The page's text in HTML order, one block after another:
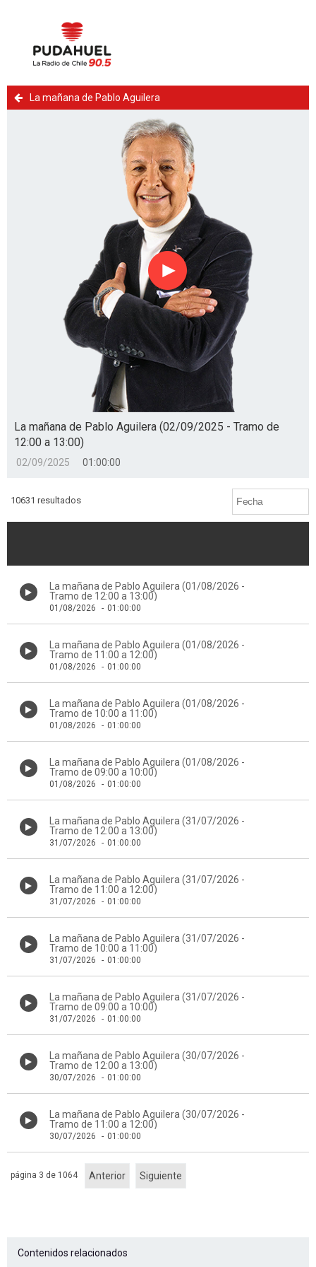
La mañana de Pablo Aguilera
Reproducir
La mañana de Pablo Aguilera (02/09/2025 - Tramo de
12:00 a 13:00)
02/09/2025 01:00:00
10631 resultados
La mañana de Pablo Aguilera (01/08/2026 -
Tramo de 12:00 a 13:00)
01/08/2026 - 01:00:00
La mañana de Pablo Aguilera (01/08/2026 -
Tramo de 11:00 a 12:00)
01/08/2026 - 01:00:00
La mañana de Pablo Aguilera (01/08/2026 -
Tramo de 10:00 a 11:00)
01/08/2026 - 01:00:00
La mañana de Pablo Aguilera (01/08/2026 -
Tramo de 09:00 a 10:00)
01/08/2026 - 01:00:00
La mañana de Pablo Aguilera (31/07/2026 -
Tramo de 12:00 a 13:00)
31/07/2026 - 01:00:00
La mañana de Pablo Aguilera (31/07/2026 -
Tramo de 11:00 a 12:00)
31/07/2026 - 01:00:00
La mañana de Pablo Aguilera (31/07/2026 -
Tramo de 10:00 a 11:00)
31/07/2026 - 01:00:00
La mañana de Pablo Aguilera (31/07/2026 -
Tramo de 09:00 a 10:00)
31/07/2026 - 01:00:00
La mañana de Pablo Aguilera (30/07/2026 -
Tramo de 12:00 a 13:00)
30/07/2026 - 01:00:00
La mañana de Pablo Aguilera (30/07/2026 -
Tramo de 11:00 a 12:00)
30/07/2026 - 01:00:00
Anterior Siguiente
página 3 de 1064
Contenidos relacionados